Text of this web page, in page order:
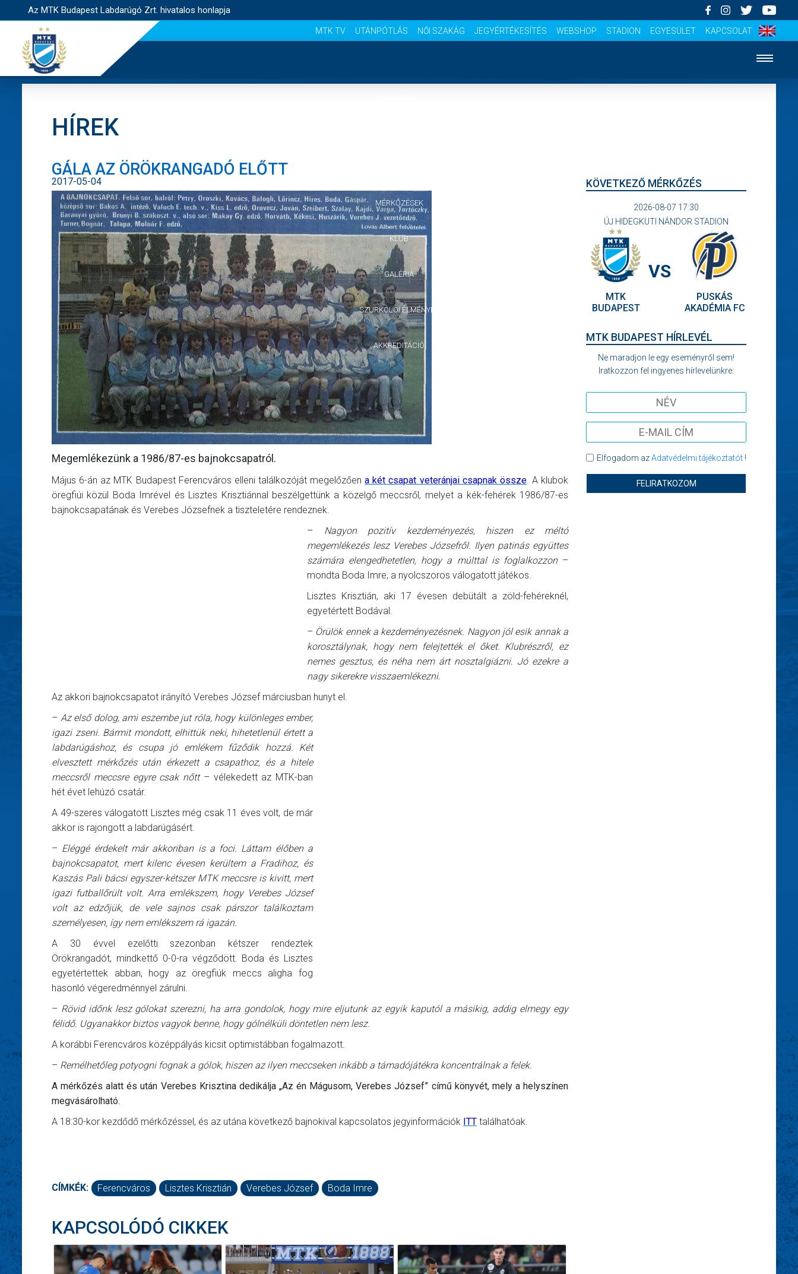
Az MTK Budapest Labdarúgó Zrt. hivatalos honlapja
MTK TV UTÁNPÓTLÁS NŐI SZAKÁG JEGYÉRTÉKESÍTÉS WEBSHOP STADION EGYESÜLET KAPCSOLAT
MÉRKŐZÉSEK
KLUB
GALÉRIA
SZURKOLÓI ÉLMÉNYEK
AKKREDITÁCIÓ
HÍREK
GÁLA AZ ÖRÖKRANGADÓ ELŐTT
2017-05-04
Megemlékezünk a 1986/87-es bajnokcsapatról.
Május 6-án az MTK Budapest Ferencváros elleni találkozóját megelőzőena két csapat veteránjai csapnak össze. A klubok
öregfiúi közül Boda Imrével és Lisztes Krisztiánnal beszélgettünk a közelgő meccsről, melyet a kék-fehérek 1986/87-es
bajnokcsapatának és Verebes Józsefnek a tiszteletére rendeznek.
– Nagyon pozitív kezdeményezés, hiszen ez méltó
megemlékezés lesz Verebes Józsefről. Ilyen patinás együttes
számára elengedhetetlen, hogy a múlttal is foglalkozzon–
mondta Boda Imre, a nyolcszoros válogatott játékos.
Lisztes Krisztián, aki 17 évesen debütált a zöld-fehéreknél,
egyetértett Bodával.
– Örülök ennek a kezdeményezésnek. Nagyon jól esik annak a
korosztálynak, hogy nem felejtették el őket. Klubrészről, ez
nemes gesztus, és néha nem árt nosztalgiázni. Jó ezekre a
nagy sikerekre visszaemlékezni.
Az akkori bajnokcsapatot irányító Verebes József márciusban hunyt el.
– Az első dolog, ami eszembe jut róla, hogy különleges ember,
igazi zseni. Bármit mondott, elhittük neki, hihetetlenül értett a
labdarúgáshoz, és csupa jó emlékem fűződik hozzá. Két
elvesztett mérkőzés után érkezett a csapathoz, és a hitele
meccsről meccsre egyre csak nőtt – vélekedett az MTK-ban
hét évet lehúzó csatár.
A 49-szeres válogatott Lisztes még csak 11 éves volt, de már
akkor is rajongott a labdarúgásért.
– Eléggé érdekelt már akkoriban is a foci. Láttam élőben a
bajnokcsapatot, mert kilenc évesen kerültem a Fradihoz, és
Kaszás Pali bácsi egyszer-kétszer MTK meccsre is kivitt, mert
igazi futballőrült volt. Arra emlékszem, hogy Verebes József
volt az edzőjük, de vele sajnos csak párszor találkoztam
személyesen, így nem emlékszem rá igazán.
A 30 évvel ezelőtti szezonban kétszer rendeztek
Örökrangadót, mindkettő 0-0-ra végződött. Boda és Lisztes
egyetértettek abban, hogy az öregfiúk meccs aligha fog
hasonló végeredménnyel zárulni.
– Rövid időnk lesz gólokat szerezni, ha arra gondolok, hogy mire eljutunk az egyik kaputól a másikig, addig elmegy egy
félidő. Ugyanakkor biztos vagyok benne, hogy gólnélküli döntetlen nem lesz.
A korábbi Ferencváros középpályás kicsit optimistábban fogalmazott.
– Remélhetőleg potyogni fognak a gólok, hiszen az ilyen meccseken inkább a támadójátékra koncentrálnak a felek.
A mérkőzés alatt és után Verebes Krisztina dedikálja „Az én Mágusom, Verebes József” című könyvét, mely a helyszínen
megvásárolható.
A 18:30-kor kezdődő mérkőzéssel, és az utána következő bajnokival kapcsolatos jegyinformációk ITT találhatóak.
CÍMKÉK: Ferencváros Lisztes Krisztián Verebes József Boda Imre
KAPCSOLÓDÓ CIKKEK
KÖVETKEZŐ MÉRKŐZÉS
2026-08-07 17:30
ÚJ HIDEGKUTI NÁNDOR STADION
MTK
BUDAPEST
VS
PUSKÁS
AKADÉMIA FC
MTK BUDAPEST HÍRLEVÉL
Ne maradjon le egy eseményről sem!
Iratkozzon fel ingyenes hírlevelünkre:
Elfogadom azAdatvédelmi tájékoztatót!
FELIRATKOZOM